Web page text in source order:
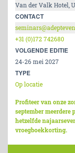
Van der Valk Hotel,
CONTACT
+31 (0)172 742680
VOLGENDE EDITIE
24-26 mei 2027
TYPE
Op locatie
Profiteer van onze
september meerdere
hetzelfde
vroegboekkorting.